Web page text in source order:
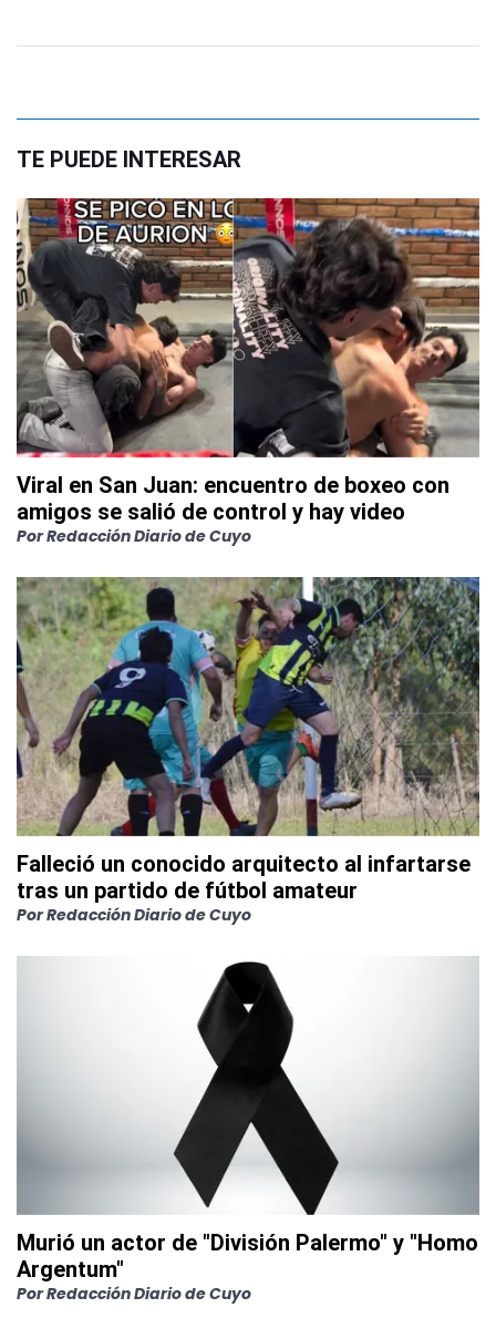
TE PUEDE INTERESAR
Viral en San Juan: encuentro de boxeo con
amigos se salió de control y hay video
PorRedacción Diario de Cuyo
Falleció un conocido arquitecto al infartarse
tras un partido de fútbol amateur
PorRedacción Diario de Cuyo
Murió un actor de "División Palermo" y "Homo
Argentum"
PorRedacción Diario de Cuyo